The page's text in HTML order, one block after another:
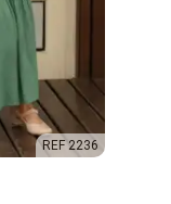
REF 2236